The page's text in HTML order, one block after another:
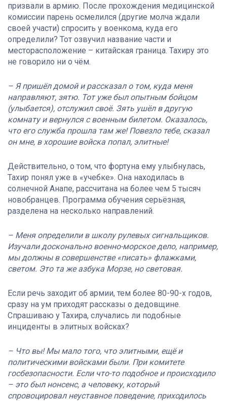
призвали в армию. После прохождения медицинской
комиссии парень осмелился (другие молча ждали
своей участи) спросить у военкома, куда его
определили? Тот озвучил название части и
месторасположение – китайская граница. Тахиру это
не говорило ни о чём.
– Я пришёл домой и рассказал о том, куда меня
направляют, зятю. Тот уже был опытным бойцом
(улыбается), отслужил своё. Зять ушёл в другую
комнату и вернулся с военным билетом. Оказалось,
что его служба прошла там же! Повезло тебе, сказал
он мне, в хорошие войска попал, элитные!
Действительно, о том, что фортуна ему улыбнулась,
Тахир понял уже в «учебке». Она находилась в
солнечной Анапе, рассчитана на более чем 5 тысяч
новобранцев. Программа обучения серьёзная,
разделена на несколько направлений.
– Меня определили в школу рулевых сигнальщиков.
Изучали досконально военно-морское дело, например,
мы должны в совершенстве «писать» флажками,
светом. Это та же азбука Морзе, но световая.
Если речь заходит об армии, тем более 80-90-х годов,
сразу на ум приходят рассказы о дедовщине.
Спрашиваю у Тахира, случались ли подобные
инциденты в элитных войсках?
– Что вы! Мы мало того, что элитными, ещё и
политическими войсками были. При комитете
госбезопасности. Если что-то подобное и происходило
– это был нонсенс, а человеку, который
спровоцировал неуставное поведение, приходилось